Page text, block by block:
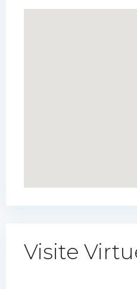
Visite